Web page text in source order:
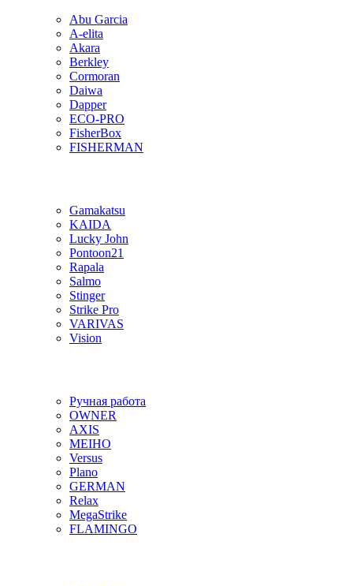
Abu Garcia
A-elita
Akara
Berkley
Cormoran
Daiwa
Dapper
ECO-PRO
FisherBox
FISHERMAN
Gamakatsu
KAIDA
Lucky John
Pontoon21
Rapala
Salmo
Stinger
Strike Pro
VARIVAS
Vision
Ручная работа
OWNER
AXIS
MEIHO
Versus
Plano
GERMAN
Relax
MegaStrike
FLAMINGO